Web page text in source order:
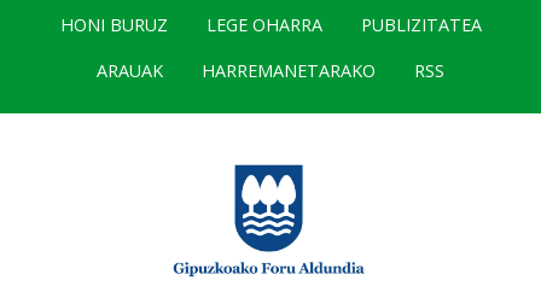
HONI BURUZ LEGE OHARRA
PUBLIZITATEA
ARAUAK
HARREMANETARAKO RSS